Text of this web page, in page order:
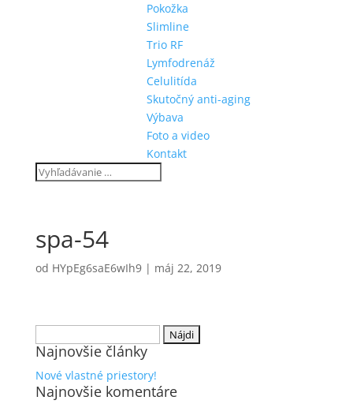
Pokožka
Slimline
Trio RF
Lymfodrenáž
Celulitída
Skutočný anti-aging
Výbava
Foto a video
Kontakt
spa-54
od HYpEg6saE6wIh9| máj 22, 2019
Najnovšie články
Nové vlastné priestory!
Najnovšie komentáre